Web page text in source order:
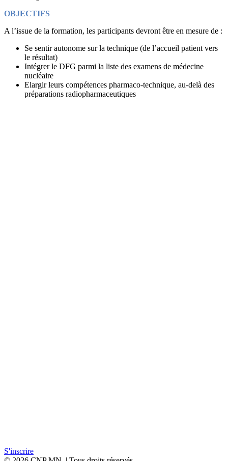
OBJECTIFS
A l’issue de la formation, les participants devront être en mesure de :
Se sentir autonome sur la technique (de l’accueil patient vers
le résultat)
Intégrer le DFG parmi la liste des examens de médecine
nucléaire
Elargir leurs compétences pharmaco-technique, au-delà des
préparations radiopharmaceutiques
S'inscrire